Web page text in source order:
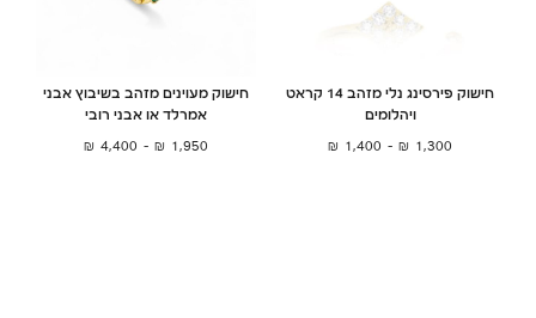
חישוק פירסינג נלי מזהב 14 קראט
ויהלומים
1,300
₪
–
1,400
₪
חישוק מעוינים מזהב בשיבוץ אבני
אמרלד או אבני רובי
1,950
₪
–
4,400
₪